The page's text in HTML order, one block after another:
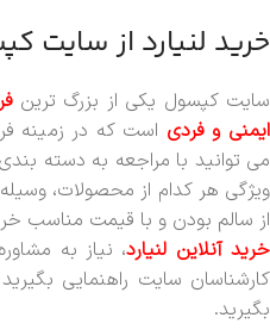
خرید لنیارد از سایت
سایت کپسول یکی از بزرگ ترین
ایمنی و فردی است که در زمینه
می توانید با مراجعه به دسته
ویژگی هر کدام از محصولات،
از سالم بودن و با قیمت مناسب
خرید آنلاین لنیارد، نیاز به
کارشناسان سایت راهنمایی
بگیرید.